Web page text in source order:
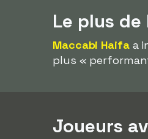
Le plus
Maccabi Haifaa
plus «
Joueurs